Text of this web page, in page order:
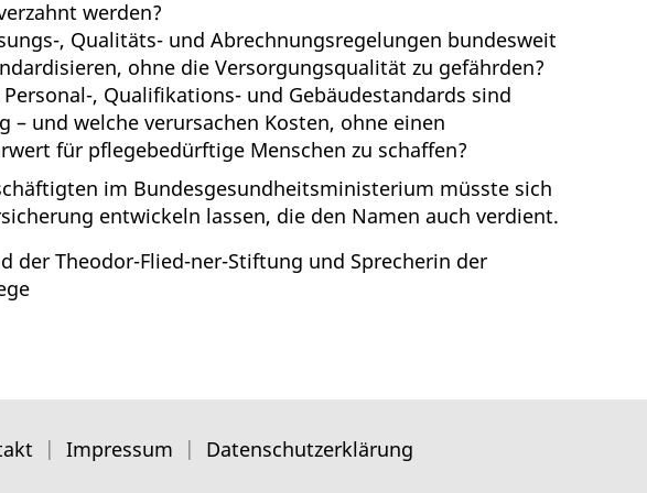
werden?
, Qualitäts- und Abrechnungsregelungen bundesweit
ohne die Versorgungsqualität zu gefährden?
, Qualifikations- und Gebäudestandards sind
– und welche verursachen Kosten, ohne einen
für pflegebedürftige Menschen zu schaffen?
im Bundesgesundheitsministerium müsste sich
entwickeln lassen, die den Namen auch verdient.
der Theodor-Flied-ner-Stiftung und Sprecherin der
Impressum Datenschutzerklärung